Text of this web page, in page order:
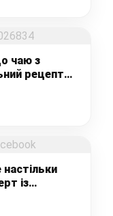
чаю з
рецепт
із